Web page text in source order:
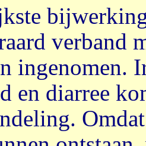
verband
ingenomen.
en diarree